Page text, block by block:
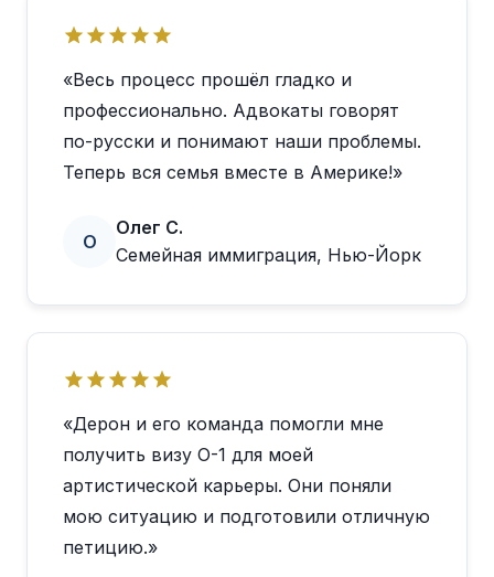
«Весь процесс прошёл гладко и
профессионально. Адвокаты говорят
по-русски и понимают наши проблемы.
Теперь вся семья вместе в Америке!»
О
Олег С.
Семейная иммиграция, Нью-Йорк
«Дерон и его команда помогли мне
получить визу O-1 для моей
артистической карьеры. Они поняли
мою ситуацию и подготовили отличную
петицию.»